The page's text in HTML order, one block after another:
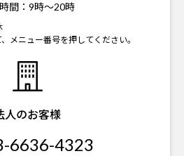
間： 9時～20時
メニュー番号を押してください。
人のお客様
6636-4323